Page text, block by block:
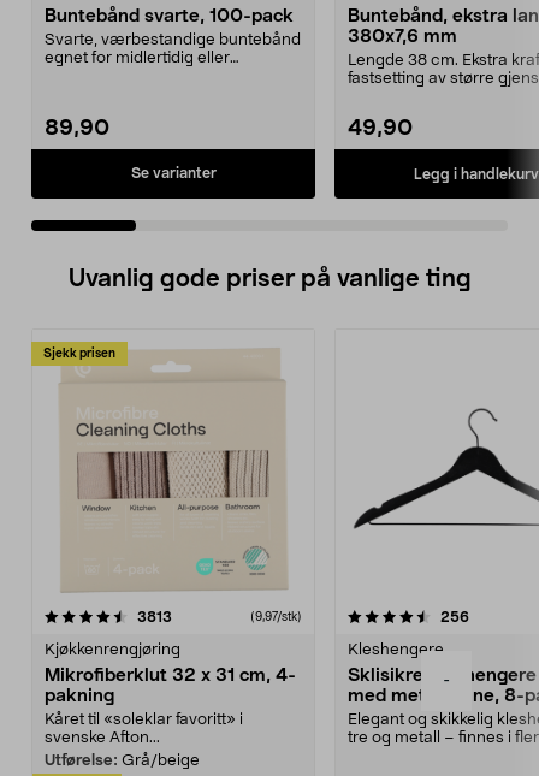
-
Buntebånd svarte, 100-pack
Svarte, værbestandige buntebånd
egnet for midlertidig eller
89,90
Se varianter
Buntebånd, ekstra
380x7,6 mm
Lengde 38 cm. Ekstra
fastsetting av større
49,90
Legg i handlekurv
Uvanlig gode priser på vanlige ting
Sjekk prisen
3813 anmeldelser(9,97/stk)
Kjøkkenrengjøring
Mikrofiberklut 32 x 31 cm, 4-
pakning
Kåret til «soleklar favoritt» i
svenske Afton...
Utførelse: Grå/beige
4.5av 5 stjerner 256
Kleshengere
Sklisikre
med metallpinne, 8-
Elegant og skikkelig
tre og metall – finnes i
4.5av 5 stjerner